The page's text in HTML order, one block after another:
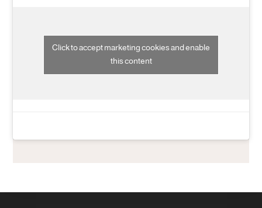
Click to accept marketing cookies and enable
this content